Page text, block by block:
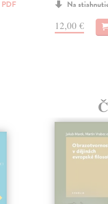
PDF Na
12,00 €